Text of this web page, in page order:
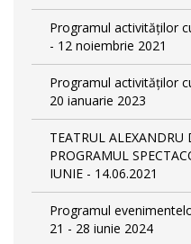
Programul activităților
- 12 noiembrie 2021
Programul activităților
20 ianuarie 2023
TEATRUL ALEXANDRU
PROGRAMUL
IUNIE - 14.06.2021
Programul
21 - 28 iunie 2024